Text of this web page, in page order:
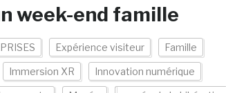
week-end famille
Expérience visiteur Famille
Immersion XR Innovation numérique